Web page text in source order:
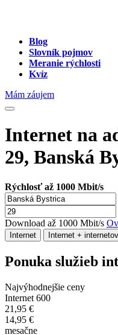
Blog
Slovník pojmov
Meranie rýchlosti
Kvíz
Mám záujem
Internet na
29, Banská
Rýchlosť až 1000 Mbit/s
Download až 1000 Mbit/s
Internet Internet +
Ponuka služieb
Najvýhodnejšie ceny
Internet 600
21,95 €
14,95 €
mesačne